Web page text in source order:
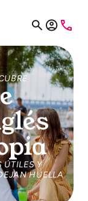
ÚTILES Y
HUELLA